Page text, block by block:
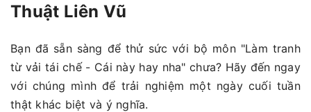
Thuật Liên Vũ
Bạn đã sẵn sàng để thử sức với bộ môn "Làm tranh
từ vải tái chế - Cái này hay nha" chưa? Hãy đến ngay
với chúng mình để trải nghiệm một ngày cuối tuần
thật khác biệt và ý nghĩa.